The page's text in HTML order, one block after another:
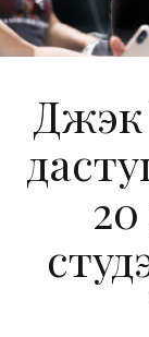
Джэк